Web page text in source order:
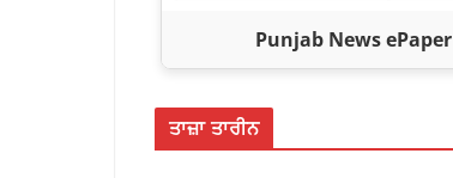
Punjab News ePaper
ਤਾਜ਼ਾ ਤਾਰੀਨ